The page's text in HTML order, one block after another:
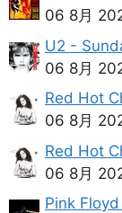
06 8月
U2 -
06 8月
Red Hot
06 8月
Red Hot
06 8月
Pink